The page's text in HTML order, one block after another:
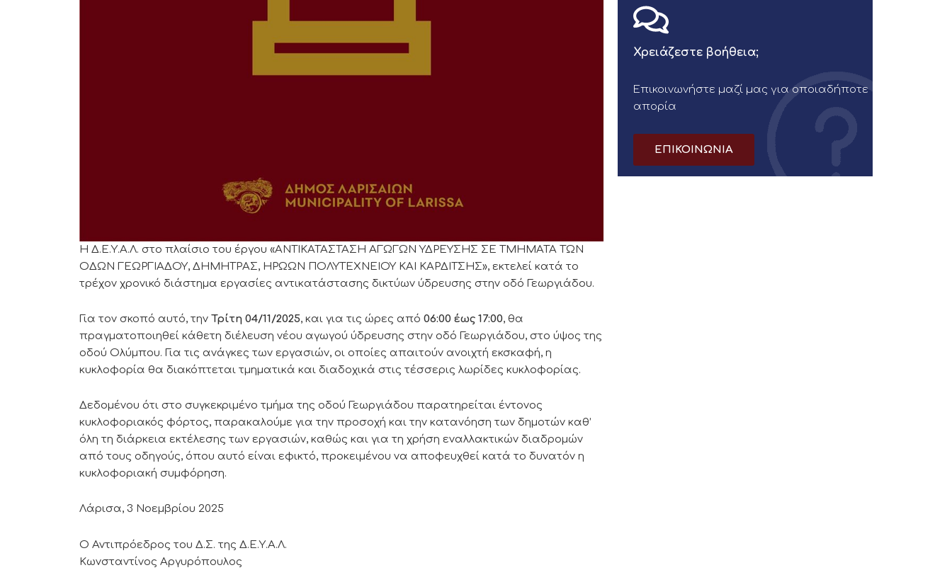
Η Δ.Ε.Υ.Α.Λ. στο πλαίσιο του έργου «ΑΝΤΙΚΑΤΑΣΤΑΣΗ ΑΓΩΓΩΝ ΥΔΡΕΥΣΗΣ ΣΕ ΤΜΗΜΑΤΑ ΤΩΝ
ΟΔΩΝ ΓΕΩΡΓΙΑΔΟΥ, ΔΗΜΗΤΡΑΣ, ΗΡΩΩΝ ΠΟΛΥΤΕΧΝΕΙΟΥ ΚΑΙ ΚΑΡΔΙΤΣΗΣ», εκτελεί κατά το
τρέχον χρονικό διάστημα εργασίες αντικατάστασης δικτύων ύδρευσης στην οδό Γεωργιάδου.
Για τον σκοπό αυτό, την Τρίτη 04/11/2025, και για τις ώρες από 06:00 έως 17:00, θα
πραγματοποιηθεί κάθετη διέλευση νέου αγωγού ύδρευσης στην οδό Γεωργιάδου, στο ύψος της
οδού Ολύμπου. Για τις ανάγκες των εργασιών, οι οποίες απαιτούν ανοιχτή εκσκαφή, η
κυκλοφορία θα διακόπτεται τμηματικά και διαδοχικά στις τέσσερις λωρίδες κυκλοφορίας.
Δεδομένου ότι στο συγκεκριμένο τμήμα της οδού Γεωργιάδου παρατηρείται έντονος
κυκλοφοριακός φόρτος, παρακαλούμε για την προσοχή και την κατανόηση των δημοτών καθ’
όλη τη διάρκεια εκτέλεσης των εργασιών, καθώς και για τη χρήση εναλλακτικών διαδρομών
από τους οδηγούς, όπου αυτό είναι εφικτό, προκειμένου να αποφευχθεί κατά το δυνατόν η
κυκλοφοριακή συμφόρηση.
Λάρισα, 3 Νοεμβρίου 2025
Ο Αντιπρόεδρος του Δ.Σ. της Δ.Ε.Υ.Α.Λ.
Κωνσταντίνος Αργυρόπουλος
Χρειάζεστε βοήθεια;
Επικοινωνήστε μαζί μας για οποιαδήποτε
απορία
ΕΠΙΚΟΙΝΩΝΙΑ